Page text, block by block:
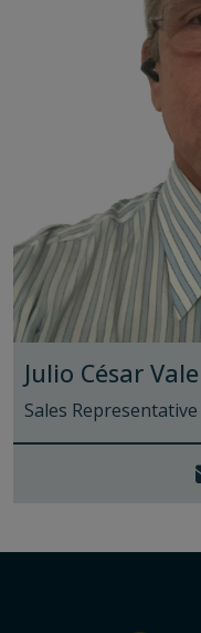
Julio César
Sales